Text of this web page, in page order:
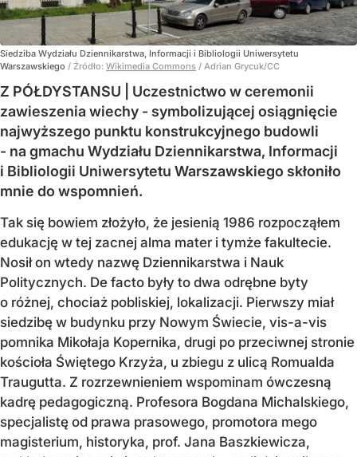
Siedziba Wydziału Dziennikarstwa, Informacji i Bibliologii Uniwersytetu
Warszawskiego / Źródło: Wikimedia Commons / Adrian Grycuk/CC
Z PÓŁDYSTANSU | Uczestnictwo w ceremonii
zawieszenia wiechy - symbolizującej osiągnięcie
najwyższego punktu konstrukcyjnego budowli
- na gmachu Wydziału Dziennikarstwa, Informacji
i Bibliologii Uniwersytetu Warszawskiego skłoniło
mnie do wspomnień.
Tak się bowiem złożyło, że jesienią 1986 rozpocząłem
edukację w tej zacnej alma mater i tymże fakultecie.
Nosił on wtedy nazwę Dziennikarstwa i Nauk
Politycznych. De facto były to dwa odrębne byty
o różnej, chociaż pobliskiej, lokalizacji. Pierwszy miał
siedzibę w budynku przy Nowym Świecie, vis-a-vis
pomnika Mikołaja Kopernika, drugi po przeciwnej stronie
kościoła Świętego Krzyża, u zbiegu z ulicą Romualda
Traugutta. Z rozrzewnieniem wspominam ówczesną
kadrę pedagogiczną. Profesora Bogdana Michalskiego,
specjalistę od prawa prasowego, promotora mego
magisterium, historyka, prof. Jana Baszkiewicza,